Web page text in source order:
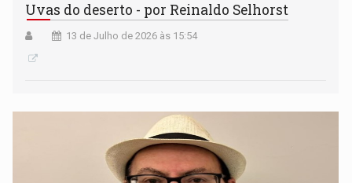
Uvas do deserto - por Reinaldo Selhorst
13 de Julho de 2026 às 15:54